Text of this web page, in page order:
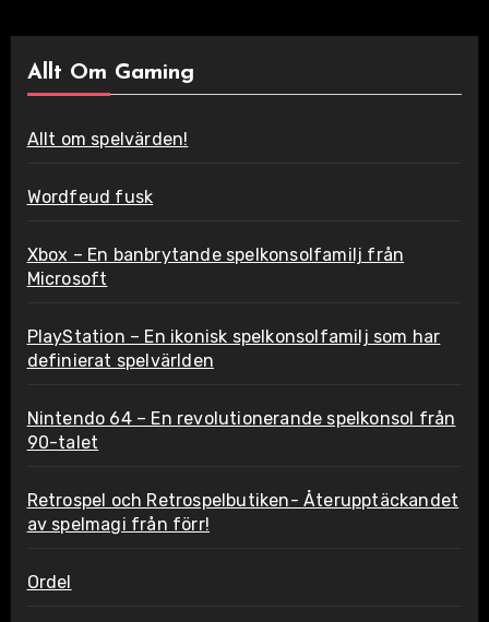
Allt Om Gaming
Allt om spelvärden!
Wordfeud fusk
Xbox – En banbrytande spelkonsolfamilj från
Microsoft
PlayStation – En ikonisk spelkonsolfamilj som har
definierat spelvärlden
Nintendo 64 – En revolutionerande spelkonsol från
90-talet
Retrospel och Retrospelbutiken- Återupptäckandet
av spelmagi från förr!
Ordel